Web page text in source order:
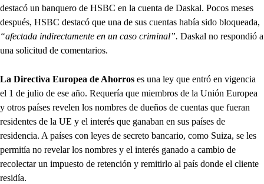
destacó un banquero de HSBC en la cuenta de Daskal. Pocos meses
después, HSBC destacó que una de sus cuentas había sido bloqueada,
“afectada indirectamente en un caso criminal”. Daskal no respondió a
una solicitud de comentarios.
La Directiva Europea de Ahorros es una ley que entró en vigencia
el 1 de julio de ese año. Requería que miembros de la Unión Europea
y otros países revelen los nombres de dueños de cuentas que fueran
residentes de la UE y el interés que ganaban en sus países de
residencia. A países con leyes de secreto bancario, como Suiza, se les
permitía no revelar los nombres y el interés ganado a cambio de
recolectar un impuesto de retención y remitirlo al país donde el cliente
residía.